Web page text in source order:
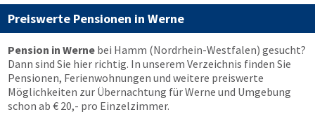
Preiswerte Pensionen in Werne
Pension in Werne bei Hamm (Nordrhein-Westfalen) gesucht?
Dann sind Sie hier richtig. In unserem Verzeichnis finden Sie
Pensionen, Ferienwohnungen und weitere preiswerte
Möglichkeiten zur Übernachtung für Werne und Umgebung
schon ab € 20,- pro Einzelzimmer.